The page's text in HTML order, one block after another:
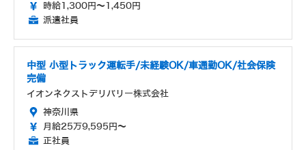
時給1,300円～1,450円
派遣社員
中型 小型トラック運転手/未経験OK/車通勤OK/社会保険
完備
イオンネクストデリバリー株式会社
神奈川県
月給25万9,595円～
正社員